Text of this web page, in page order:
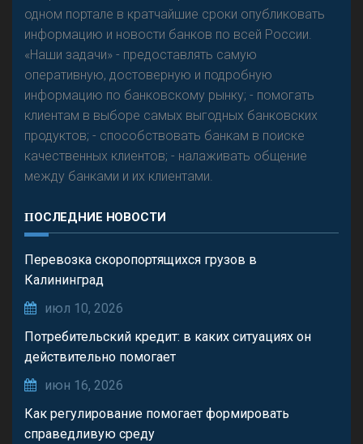
одном портале в кратчайшие сроки опубликовать
информацию и новости банков по всей России.
«Наши задачи» - предоставлять самую
оперативную, достоверную и подробную
информацию по банковскому рынку; - помогать
клиентам в выборе самых выгодных банковских
продуктов; - способствовать банкам в поиске
качественных клиентов; - налаживать общение
между банками и их клиентами.
ПОСЛЕДНИЕ НОВОСТИ
Перевозка скоропортящихся грузов в
Калининград
июл 10, 2026
Потребительский кредит: в каких ситуациях он
действительно помогает
июн 16, 2026
Как регулирование помогает формировать
справедливую среду